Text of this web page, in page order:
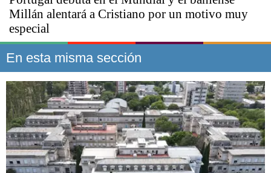
Millán alentará a Cristiano por un motivo muy
especial
En esta misma sección